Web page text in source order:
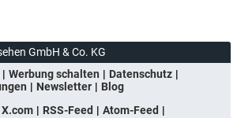
GmbH & Co. KG
Werbung schalten
Datenschutz
Newsletter
Blog
X.com RSS-Feed
Atom-Feed